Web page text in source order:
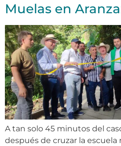
Muelas en
A tan solo 45 minutos del
después de cruzar la escuela